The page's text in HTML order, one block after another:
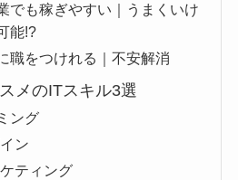
でも稼ぎやすい｜うまくいけ
能!?
職をつけれる｜不安解消
メのITスキル3選
ング
ン
ティング